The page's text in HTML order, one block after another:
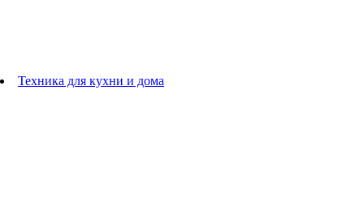
Техника для кухни и дома